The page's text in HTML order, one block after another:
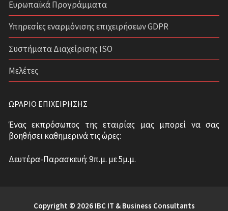
Ευρωπαϊκά Προγράμματα
Υπηρεσίες εναρμόνισης επιχειρήσεων GDPR
Συστήματα Διαχείρισης ISO
Μελέτες
ΩΡΆΡΙΟ ΕΠΙΧΕΊΡΗΣΗΣ
Ένας εκπρόσωπος της εταιρίας μας μπορεί να σας
βοηθήσει καθημερινά τις ώρες:
Δευτέρα-Παρασκευή: 9π.μ. με 5μ.μ.
Copyright © 2026 IBC IT & Business Consultants